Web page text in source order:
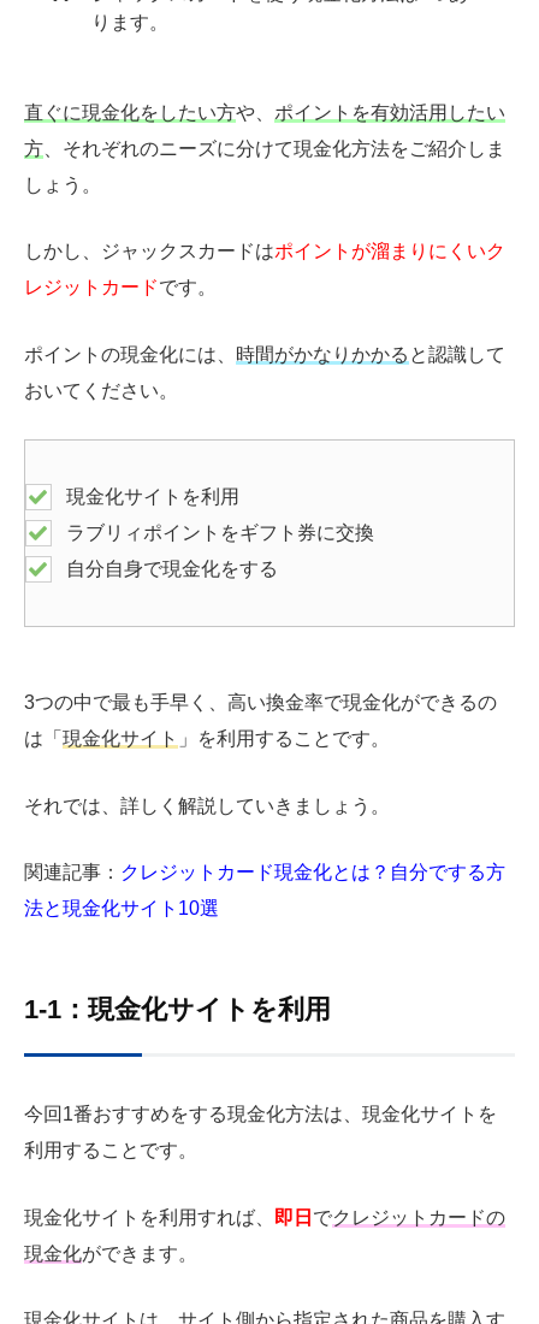
ります。
直ぐに現金化をしたい方や、 ポイントを有効活用したい
方 、それぞれのニーズに分けて現金化方法をご紹介しま
しょう。
しかし、ジャックスカードはポイントが溜まりにくいク
レジットカードです。
ポイントの現金化には、 時間がかなりかかる と認識して
おいてください。
現金化サイトを利用
ラブリィポイントをギフト券に交換
自分自身で現金化をする
3つの中で最も手早く、高い換金率で現金化ができるの
は「 現金化サイト 」を利用することです。
それでは、詳しく解説していきましょう。
関連記事： クレジットカード現金化とは？自分でする方
法と現金化サイト10選
1-1：現金化サイトを利用
今回 1番おすすめをする現金化方法は、現金化サイトを
利用することです。
現金化サイトを利用すれば、 即日 でクレジットカードの
現金化ができます。